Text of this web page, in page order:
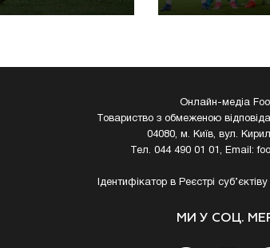
Онлайн-медіа
Товариство з обмеженою
04080, м. Київ, вул.
Тел. 044 490 01 01, Email:
Ідентифікатор в Реєстрі
МИ У СОЦ.